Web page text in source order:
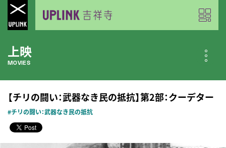
上映
MOVIES
公開中の作品
近日公開の作品
COMING SOON
【チリの闘い：武器なき民の抵抗】第2部：クーデター
#チリの闘い：武器なき民の抵抗